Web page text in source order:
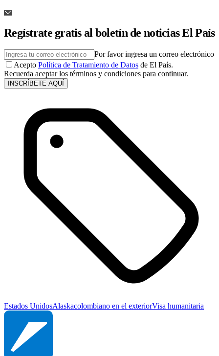
Regístrate gratis al boletín de noticias El País
Por favor ingresa un correo electrónico
Acepto Política de Tratamiento de Datos de El País.
Recuerda aceptar los términos y condiciones para continuar.
INSCRÍBETE AQUÍ
Estados UnidosAlaskacolombiano en el exteriorVisa humanitaria